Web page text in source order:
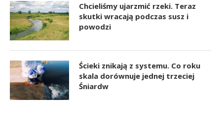
Chcieliśmy ujarzmić rzeki. Teraz
skutki wracają podczas susz i
powodzi
Ścieki znikają z systemu. Co roku
skala dorównuje jednej trzeciej
Śniardw